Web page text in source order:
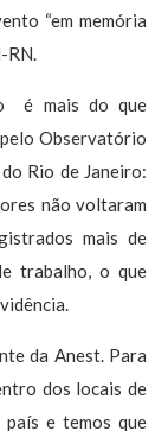
“em memória
RN.
é mais do que
Observatório
Rio de Janeiro:
não voltaram
mais de
trabalho, o que
da Anest. Para
dos locais de
e temos que